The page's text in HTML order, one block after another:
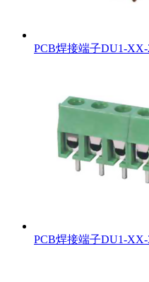
PCB焊接端子DU1-XX-
PCB焊接端子DU1-XX-